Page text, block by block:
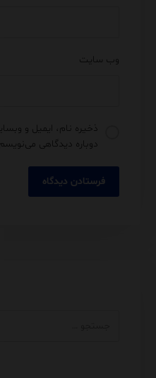
وب‌ سایت
ذخیره نام، ایمیل و
دوباره دیدگاهی می‌نویسم.